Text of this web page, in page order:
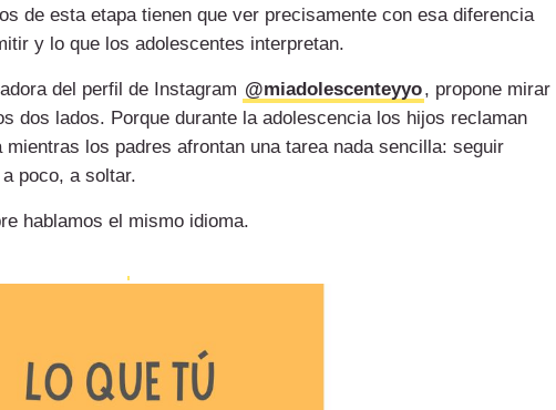
de esta etapa tienen que ver precisamente con esa diferencia
y lo que los adolescentes interpretan.
del perfil de Instagram @miadolescenteyyo, propone mirar
dos lados. Porque durante la adolescencia los hijos reclaman
los padres afrontan una tarea nada sencilla: seguir
poco, a soltar.
hablamos el mismo idioma.